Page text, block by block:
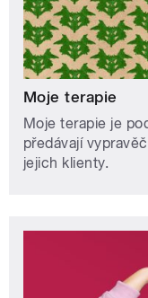
Moje terapie
Moje terapie je
předávají
jejich klienty.